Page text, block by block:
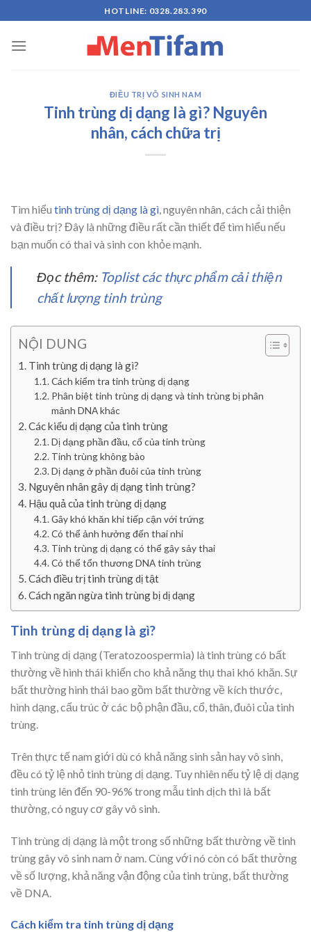
to
content
HOTLINE: 0328.283.390
ĐIỀU TRỊ VÔ SINH NAM
Tinh trùng dị dạng là gì? Nguyên
nhân, cách chữa trị
Tìm hiểu tinh trùng dị dạng là gì , nguyên nhân, cách cải thiện
và điều trị? Đây là những điều rất cần thiết để tìm hiểu nếu
bạn muốn có thai và sinh con khỏe mạnh.
Đọc thêm: Toplist các thực phẩm cải thiện
chất lượng tinh trùng
NỘI DUNG
Tinh trùng dị dạng là gì?
Cách kiểm tra tinh trùng dị dạng
Phân biệt tinh trùng dị dạng và tinh trùng bị phân
mảnh DNA khác
Các kiểu dị dạng của tinh trùng
Dị dạng phần đầu, cổ của tinh trùng
Tinh trùng không bào
Dị dạng ở phần đuôi của tinh trùng
Nguyên nhân gây dị dạng tinh trùng?
Hậu quả của tinh trùng dị dạng
Gây khó khăn khi tiếp cận với trứng
Có thể ảnh hưởng đến thai nhi
Tinh trùng dị dạng có thể gây sảy thai
Có thể tổn thương DNA tinh trùng
Cách điều trị tinh trùng dị tật
Cách ngăn ngừa tinh trùng bị dị dạng
Tinh trùng dị dạng là gì?
Tinh trùng dị dạng (Teratozoospermia) là tinh trùng có bất
thường về hình thái khiến cho khả năng thụ thai khó khăn. Sự
bất thường hình thái bao gồm bất thường về kích thước,
hình dạng, cấu trúc ở các bộ phận đầu, cổ, thân, đuôi của tinh
trùng.
Trên thực tế nam giới dù có khả năng sinh sản hay vô sinh,
đều có tỷ lệ nhỏ tinh trùng dị dạng. Tuy nhiên nếu tỷ lệ dị dạng
tinh trùng lên đến 90-96% trong mẫu tinh dịch thì là bất
thường, có nguy cơ gây vô sinh.
Tinh trùng dị dạng là một trong số những bất thường về tinh
trùng gây vô sinh nam ở nam. Cùng với nó còn có bất thường
về số lượng, khả năng vận động của tinh trùng, bất thường
về DNA.
Cách kiểm tra tinh trùng dị dạng